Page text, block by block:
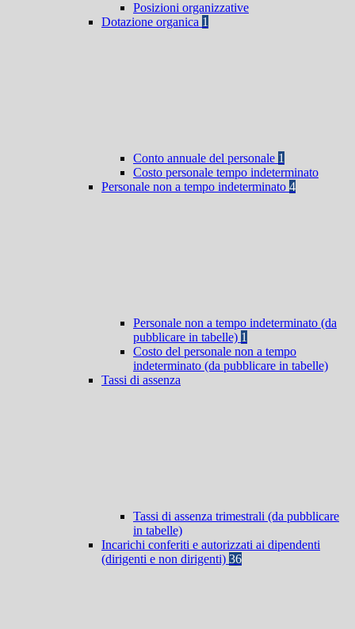
Posizioni organizzative
Dotazione organica 1
Conto annuale del personale 1
Costo personale tempo indeterminato
Personale non a tempo indeterminato 4
Personale non a tempo indeterminato (da
pubblicare in tabelle) 1
Costo del personale non a tempo
indeterminato (da pubblicare in tabelle)
Tassi di assenza
Tassi di assenza trimestrali (da pubblicare
in tabelle)
Incarichi conferiti e autorizzati ai dipendenti
(dirigenti e non dirigenti) 36